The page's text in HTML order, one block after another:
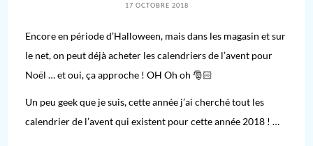
17 OCTOBRE 2018
Encore en période d’Halloween, mais dans les magasin et sur
le net, on peut déjà acheter les calendriers de l’avent pour
Noël … et oui, ça approche ! OH Oh oh 🎅🏻
Un peu geek que je suis, cette année j’ai cherché tout les
calendrier de l’avent qui existent pour cette année 2018 ! …